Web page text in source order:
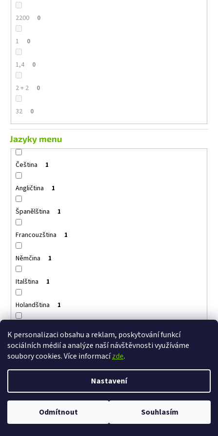
K personalizaci obsahu a reklam, poskytování funkcí
sociálních médií a analýze naší návštěvnosti využíváme
soubory cookies. Více informacízde.
Nastavení
Odmítnout Souhlasím
Ve dnech 13-14.8 omezení provozu V případě návštěvy se dotazujte na
2200 0
1 0
1,4 0
2 + 2 0
32 0
Jazyky menu
Čeština 1
Angličtina 1
Španělština 1
Francouzština 1
Němčina 1
Italština 1
Holandština 1
Arménština
Polština 1
Maďarština 1